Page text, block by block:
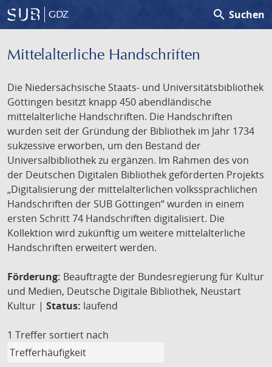
GDZ search Suchen
Mittelalterliche Handschriften
Die Niedersächsische Staats- und Universitätsbibliothek
Göttingen besitzt knapp 450 abendländische
mittelalterliche Handschriften. Die Handschriften
wurden seit der Gründung der Bibliothek im Jahr 1734
sukzessive erworben, um den Bestand der
Universalbibliothek zu ergänzen. Im Rahmen des von
der Deutschen Digitalen Bibliothek geförderten Projekts
„Digitalisierung der mittelalterlichen volkssprachlichen
Handschriften der SUB Göttingen“ wurden in einem
ersten Schritt 74 Handschriften digitalisiert. Die
Kollektion wird zukünftig um weitere mittelalterliche
Handschriften erweitert werden.
Förderung: Beauftragte der Bundesregierung für Kultur
und Medien, Deutsche Digitale Bibliothek, Neustart
Kultur | Status: laufend
1 Treffer sortiert nach